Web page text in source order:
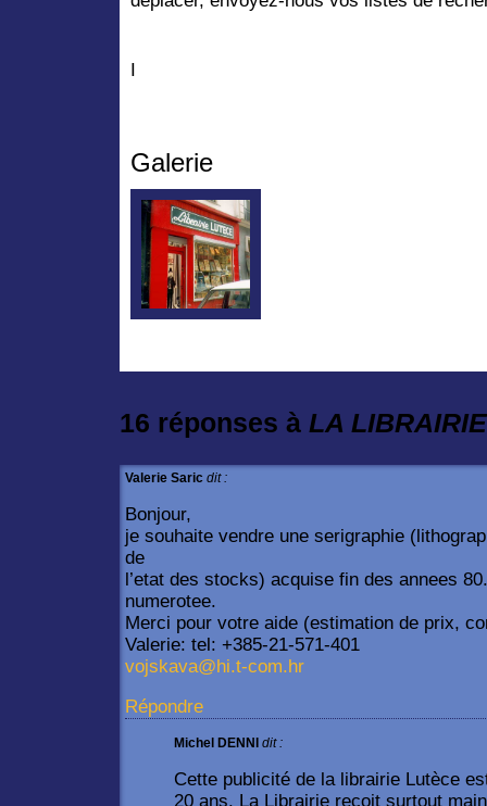
I
Galerie
16 réponses à LA
Valerie Saric dit :
Bonjour,
je souhaite vendre une serigraphie
de
l’etat des stocks) acquise fin des annees
numerotee.
Merci pour votre aide (estimation de prix,
Valerie: tel: +385-21-571-401
vojskava@hi.t-com.hr
Répondre
Michel DENNI dit :
Cette publicité de la librairie Lutèce
20 ans. La Librairie reçoit surtout